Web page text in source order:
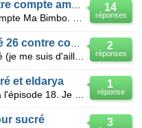
14
réponses
2
réponses
1
réponse
et eldarya
3
sucré